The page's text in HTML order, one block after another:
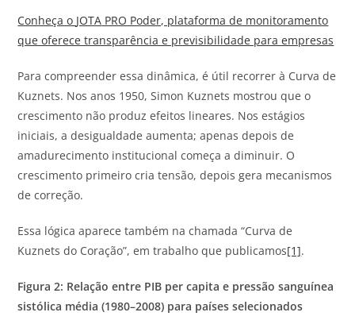
Conheça o JOTA PRO Poder, plataforma de monitoramento
que oferece transparência e previsibilidade para empresas
Para compreender essa dinâmica, é útil recorrer à Curva de
Kuznets. Nos anos 1950, Simon Kuznets mostrou que o
crescimento não produz efeitos lineares. Nos estágios
iniciais, a desigualdade aumenta; apenas depois de
amadurecimento institucional começa a diminuir. O
crescimento primeiro cria tensão, depois gera mecanismos
de correção.
Essa lógica aparece também na chamada “Curva de
Kuznets do Coração”, em trabalho que publicamos[1].
Figura 2: Relação entre PIB per capita e pressão sanguínea
sistólica média (1980–2008) para países selecionados